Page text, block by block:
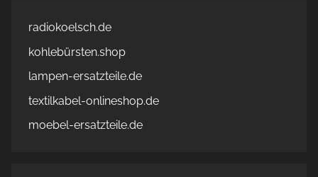
radiokoelsch.de
kohlebürsten.shop
lampen-ersatzteile.de
textilkabel-onlineshop.de
moebel-ersatzteile.de